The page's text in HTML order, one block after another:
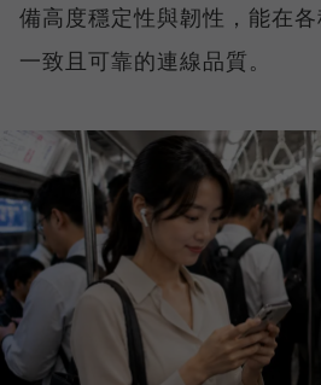
備高度穩定性與韌性，能在
一致且可靠的連線品質。